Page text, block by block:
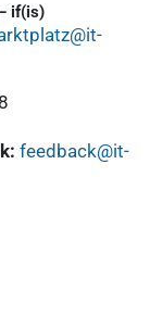
if(is)
feedback@it-